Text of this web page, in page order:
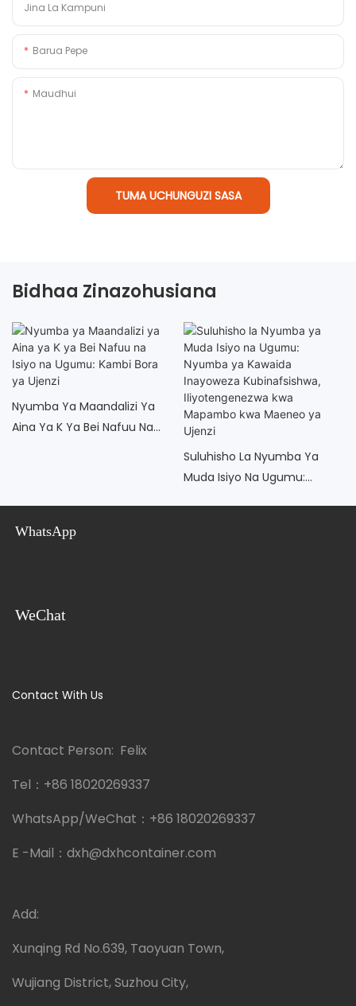
Jina La Kampuni
Barua Pepe
Maudhui
TUMA UCHUNGUZI SASA
Bidhaa Zinazohusiana
Nyumba Ya Maandalizi Ya
Aina Ya K Ya Bei Nafuu Na
Suluhisho La Nyumba Ya
Muda Isiyo Na Ugumu:
WhatsApp
WeChat
Contact With Us
Contact Person: Felix
Tel： +86 18020269337
WhatsApp/WeChat： +86 18020269337
E -Mail： dxh@dxhcontainer.com
Add:
Xunqing Rd No.639, Taoyuan Town,
Wujiang District, Suzhou City,